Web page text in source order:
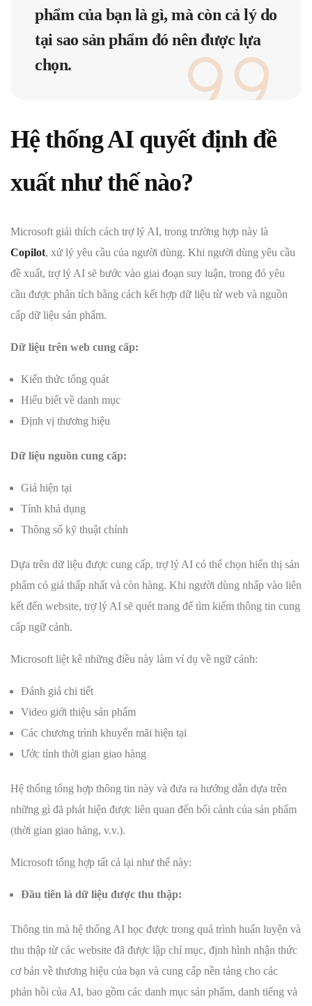
phẩm của bạn là gì, mà còn cả lý do
tại sao sản phẩm đó nên được lựa
chọn.
Hệ thống AI quyết định đề
xuất như thế nào?
Microsoft giải thích cách trợ lý AI, trong trường hợp này là
Copilot, xử lý yêu cầu của người dùng. Khi người dùng yêu cầu
đề xuất, trợ lý AI sẽ bước vào giai đoạn suy luận, trong đó yêu
cầu được phân tích bằng cách kết hợp dữ liệu từ web và nguồn
cấp dữ liệu sản phẩm.
Dữ liệu trên web cung cấp:
Kiến thức tổng quát
Hiểu biết về danh mục
Định vị thương hiệu
Dữ liệu nguồn cung cấp:
Giá hiện tại
Tính khả dụng
Thông số kỹ thuật chính
Dựa trên dữ liệu được cung cấp, trợ lý AI có thể chọn hiển thị sản
phẩm có giá thấp nhất và còn hàng. Khi người dùng nhấp vào liên
kết đến website, trợ lý AI sẽ quét trang để tìm kiếm thông tin cung
cấp ngữ cảnh.
Microsoft liệt kê những điều này làm ví dụ về ngữ cảnh:
Đánh giá chi tiết
Video giới thiệu sản phẩm
Các chương trình khuyến mãi hiện tại
Ước tính thời gian giao hàng
Hệ thống tổng hợp thông tin này và đưa ra hướng dẫn dựa trên
những gì đã phát hiện được liên quan đến bối cảnh của sản phẩm
(thời gian giao hàng, v.v.).
Microsoft tổng hợp tất cả lại như thế này:
Đầu tiên là dữ liệu được thu thập:
Thông tin mà hệ thống AI học được trong quá trình huấn luyện và
thu thập từ các website đã được lập chỉ mục, định hình nhận thức
cơ bản về thương hiệu của bạn và cung cấp nền tảng cho các
phản hồi của AI, bao gồm các danh mục sản phẩm, danh tiếng và